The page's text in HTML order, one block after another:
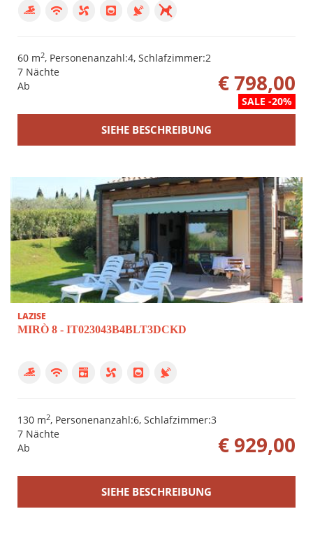
60 m2, Personenanzahl:4, Schlafzimmer:2
€ 798,00
7 Nächte
Ab
SALE -20%
SIEHE BESCHREIBUNG
LAZISE
MIRÒ 8 - IT023043B4BLT3DCKD
130 m2, Personenanzahl:6, Schlafzimmer:3
€ 929,00
7 Nächte
Ab
SIEHE BESCHREIBUNG